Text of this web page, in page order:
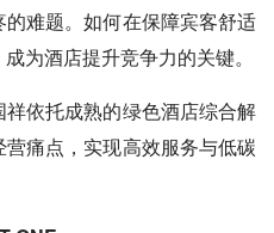
难题。如何在保障宾客舒适
为酒店提升竞争力的关键。
依托成熟的绿色酒店综合解
痛点，实现高效服务与低碳